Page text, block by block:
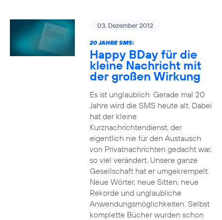
03. Dezember 2012
20 JAHRE SMS:
Happy BDay für die
kleine Nachricht mit
der großen Wirkung
Es ist unglaublich: Gerade mal 20
Jahre wird die SMS heute alt. Dabei
hat der kleine
Kurznachrichtendienst, der
eigentlich nie für den Austausch
von Privatnachrichten gedacht war,
so viel verändert. Unsere ganze
Gesellschaft hat er umgekrempelt.
Neue Wörter, neue Sitten, neue
Rekorde und unglaubliche
Anwendungsmöglichkeiten. Selbst
komplette Bücher wurden schon